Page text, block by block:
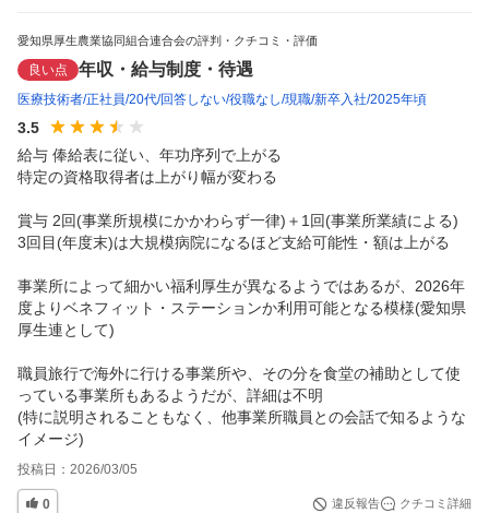
愛知県厚生農業協同組合連合会の評判・クチコミ・評価
良い点 年収・給与制度・待遇
医療技術者 正社員 20代 回答しない 役職なし 現職 新卒入社 2025年頃
3.5
給与 俸給表に従い、年功序列で上がる
特定の資格取得者は上がり幅が変わる
賞与 2回(事業所規模にかかわらず一律)＋1回(事業所業績による)
3回目(年度末)は大規模病院になるほど支給可能性・額は上がる
事業所によって細かい福利厚生が異なるようではあるが、2026年
度よりベネフィット・ステーションか利用可能となる模様(愛知県
厚生連として)
職員旅行で海外に行ける事業所や、その分を食堂の補助として使
っている事業所もあるようだが、詳細は不明
(特に説明されることもなく、他事業所職員との会話で知るような
イメージ)
投稿日： 2026/03/05
0 違反報告 クチコミ詳細